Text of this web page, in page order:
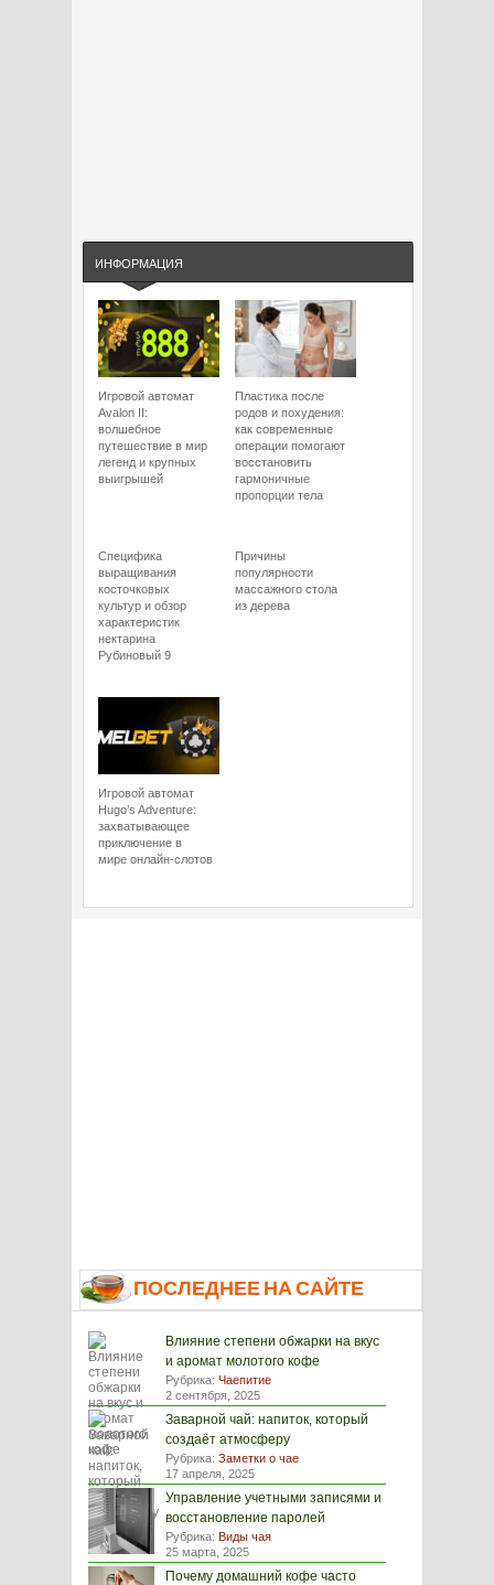
ИНФОРМАЦИЯ
Игровой автомат
Avalon II:
волшебное
путешествие в мир
легенд и крупных
выигрышей
Пластика после
родов и похудения:
как современные
операции помогают
восстановить
гармоничные
пропорции тела
Специфика
выращивания
косточковых
культур и обзор
характеристик
нектарина
Рубиновый 9
Причины
популярности
массажного стола
из дерева
Игровой автомат
Hugo’s Adventure:
захватывающее
приключение в
мире онлайн-слотов
ПОСЛЕДНЕЕ НА САЙТЕ
Влияние степени обжарки на вкус
и аромат молотого кофе
Рубрика: Чаепитие
2 сентября, 2025
Заварной чай: напиток, который
создаёт атмосферу
Рубрика: Заметки о чае
17 апреля, 2025
Управление учетными записями и
восстановление паролей
Рубрика: Виды чая
25 марта, 2025
Почему домашний кофе часто